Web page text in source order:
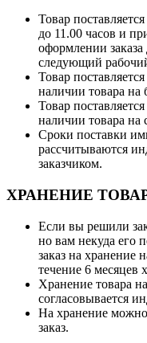
Товар
до 11.00 часов и
оформлении заказа
следующий
Товар
наличии товара
Товар
наличии товара на
Сроки поставки
рассчитываются
заказчиком.
ХРАНЕНИЕ
Если вы решили
но вам некуда его
заказ на хранение
течение 6
Хранение товара
согласовывается
На хранение можно
заказ.